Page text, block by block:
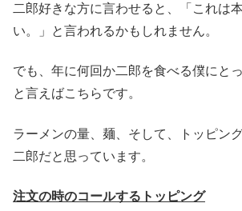
二郎好きな方に言わせると、「これは
い。」と言われるかもしれません。
でも、年に何回か二郎を食べる僕にとっ
と言えばこちらです。
ラーメンの量、麺、そして、トッピン
二郎だと思っています。
注文の時のコールするトッピング